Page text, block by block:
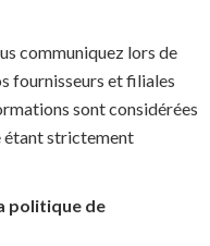
communiquez lors de
fournisseurs et filiales
sont considérées
étant strictement
politique de